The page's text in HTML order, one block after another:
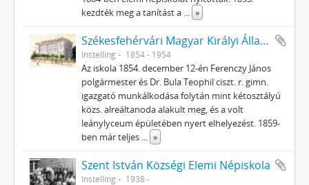
kezdték meg a tanítást a ... »
Székesfehérvári Magyar Királyi Állami Ybl Miklós Gimnázium
Instelling 1854 - 1954
Az iskola 1854. december 12-én Ferenczy János
polgármester és Dr. Bula Teophil ciszt. r. gimn.
igazgató munkálkodása folytán mint kétosztályú
közs. alreáltanoda alakult meg, és a volt
leánylyceum épületében nyert elhelyezést. 1859-
ben már teljes ... »
Szent István Községi Elemi Népiskola
Instelling 1938 -